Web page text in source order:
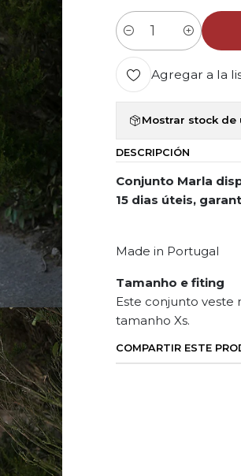
Cantidad
Agregar a la
Mostrar stock de
DESCRIPCIÓN
Conjunto Marla
15 dias úteis,
Made in Portugal
Tamanho e fiting
Este conjunto veste
tamanho Xs.
COMPARTIR ESTE